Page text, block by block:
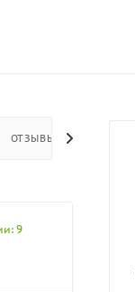
ОТЗЫВЫ
9